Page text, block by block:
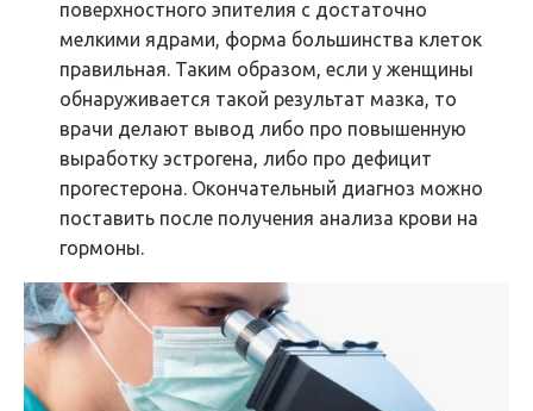
поверхностного эпителия с достаточно
мелкими ядрами, форма большинства клеток
правильная. Таким образом, если у женщины
обнаруживается такой результат мазка, то
врачи делают вывод либо про повышенную
выработку эстрогена, либо про дефицит
прогестерона. Окончательный диагноз можно
поставить после получения анализа крови на
гормоны.